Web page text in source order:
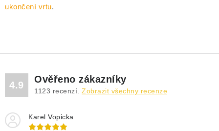
KABELY A SPOJKY
NÁHRADNÍ DÍLY
PRODUKTY VYŘAZENÉ Z NABÍDKY
ukončení vrtu.
4.9
Ověřeno zákazníky
1123 recenzí. Zobrazit všechny recenze
Karel Vopicka